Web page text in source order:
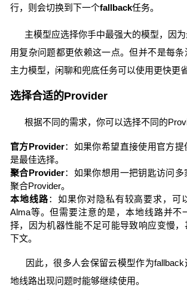
行，则会切换到下一个fallback任务。
主模型应选择你手中最强大的模型，因为
用复杂问题都更依赖这一点。但并不是每
主力模型，闲聊和兜底任务可以使用更快更
选择合适的Provider
根据不同的需求，你可以选择不同的
官方Provider：如果你希望直接使用官方
是最佳选择。
聚合Provider：如果你想用一把钥匙访问
聚合Provider。
本地线路：如果你对隐私有较高要求，可
Alma等。但需要注意的是，本地线路并不
择，因为机器性能不足可能导致响应变慢
下文。
因此，很多人会保留云模型作为fallback
地线路出现问题时能够继续使用。